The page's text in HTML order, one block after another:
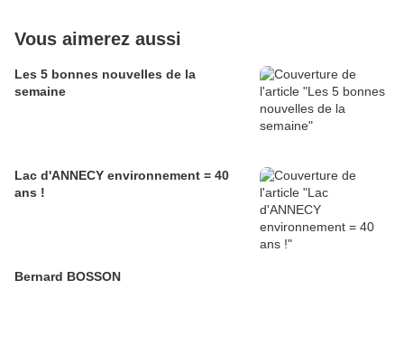
Vous aimerez aussi
Les 5 bonnes nouvelles de la
semaine
Lac d'ANNECY environnement = 40
ans !
Bernard BOSSON